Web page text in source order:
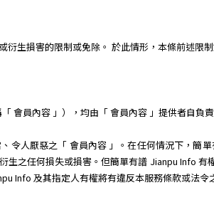
生損害的限制或免除。 於此情形，本條前述限制
會員內容 」），均由「 會員內容 」提供者自負
令人厭惡之「 會員內容 」。在任何情況下，簡
生之任何損失或損害。但簡單有譜 Jianpu Info
Info 及其指定人有權將有違反本服務條款或法令